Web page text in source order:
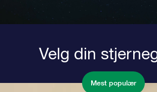
Velg din
Mest populær